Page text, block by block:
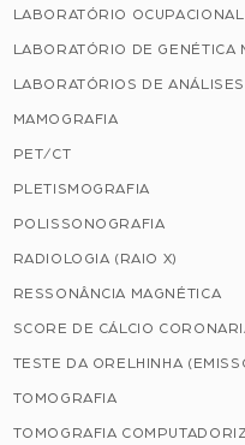
LABORATÓRIO OCUPACIONAL
LABORATÓRIO DE GENÉTICA
LABORATÓRIOS DE
MAMOGRAFIA
PET/CT
PLETISMOGRAFIA
POLISSONOGRAFIA
RADIOLOGIA (RAIO X)
RESSONÂNCIA MAGNÉTICA
SCORE DE CÁLCIO
TESTE DA ORELHINHA
TOMOGRAFIA
TOMOGRAFIA